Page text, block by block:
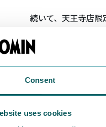
Consent
uses cookies
続いて、天王寺店限